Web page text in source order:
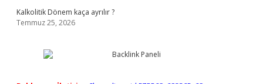
Kalkolitik Dönem kaça ayrılır ?
Temmuz 25, 2026